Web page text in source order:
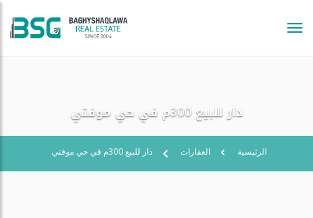
دار للبيع 300م في حي موفتي
الرئيسية العقارات دار للبيع 300م في حي موفتي